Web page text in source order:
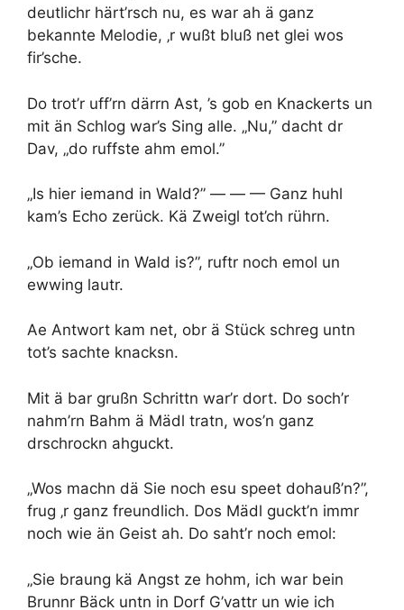
deutlichr härt’rsch nu, es war ah ä ganz
bekannte Melodie, ‚r wußt bluß net glei wos
fir’sche.
Do trot’r uff’rn därrn Ast, ’s gob en Knackerts un
mit än Schlog war’s Sing alle. „Nu,” dacht dr
Dav, „do ruffste ahm emol.”
„Is hier iemand in Wald?” — — — Ganz huhl
kam’s Echo zerück. Kä Zweigl tot’ch rührn.
„Ob iemand in Wald is?”, ruftr noch emol un
ewwing lautr.
Ae Antwort kam net, obr ä Stück schreg untn
tot’s sachte knacksn.
Mit ä bar grußn Schrittn war’r dort. Do soch’r
nahm’rn Bahm ä Mädl tratn, wos’n ganz
drschrockn ahguckt.
„Wos machn dä Sie noch esu speet dohauß’n?”,
frug ‚r ganz freundlich. Dos Mädl guckt’n immr
noch wie än Geist ah. Do saht’r noch emol:
„Sie braung kä Angst ze hohm, ich war bein
Brunnr Bäck untn in Dorf G’vattr un wie ich